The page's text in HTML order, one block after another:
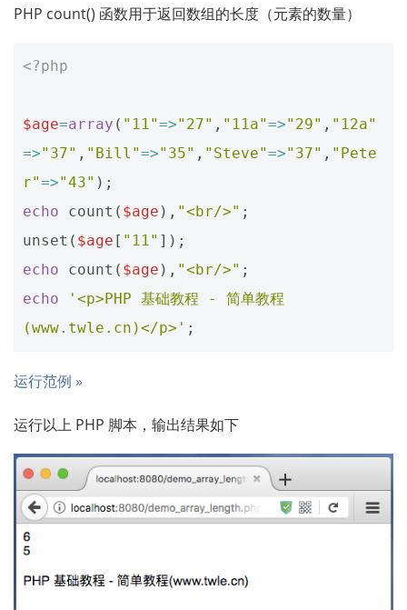
PHP count() 函数用于返回数组的长度（元素的数量）
<?php
$age=array ( "11"=>"27" , "11a"=>"29" , "12a"
=>"37" , "Bill"=>"35" , "Steve"=>"37" , "Pete
r"=>"43" );
echo
count ( $age ), "<br/>" ;
unset ( $age [ "11" ]);
echo
count ( $age ), "<br/>" ;
echo
'<p>PHP 基础教程 - 简单教程
(www.twle.cn)</p>' ;
运行范例 »
运行以上 PHP 脚本，输出结果如下